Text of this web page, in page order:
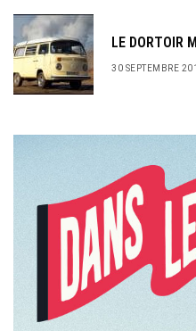
LE DORTOIR
30 SEPTEMBRE